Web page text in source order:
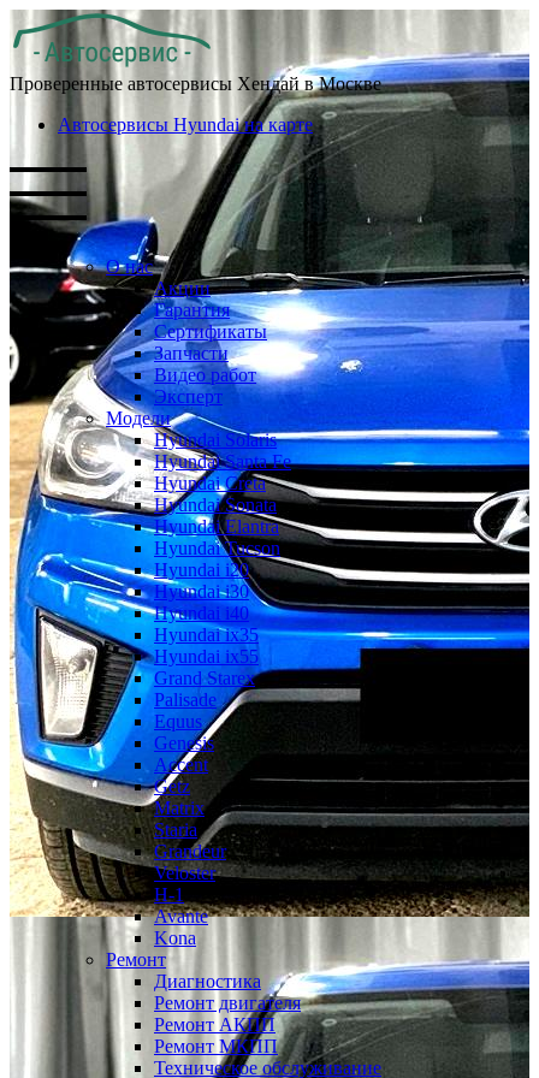
Проверенные автосервисы Хендай в Москве
Автосервисы Hyundai на карте
О нас
Акции
Гарантия
Сертификаты
Запчасти
Видео работ
Эксперт
Модели
Hyundai Solaris
Hyundai Santa Fe
Hyundai Creta
Hyundai Sonata
Hyundai Elantra
Hyundai Tucson
Hyundai i20
Hyundai i30
Hyundai i40
Hyundai ix35
Hyundai ix55
Grand Starex
Palisade
Equus
Genesis
Accent
Getz
Matrix
Staria
Grandeur
Veloster
H-1
Avante
Kona
Ремонт
Диагностика
Ремонт двигателя
Ремонт АКПП
Ремонт МКПП
Техническое обслуживание